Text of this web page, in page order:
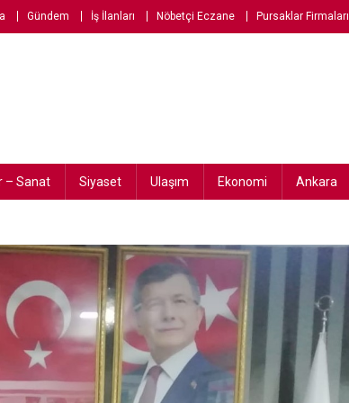
Gündem İş İlanları Nöbetçi Eczane Pursaklar Firmaları
– Sanat Siyaset Ulaşım Ekonomi Ankara